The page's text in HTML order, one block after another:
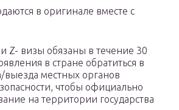
в оригинале вместе с
Z- визы обязаны в течение 30
в стране обратиться в
выезда местных органов
чтобы официально
на территории государства